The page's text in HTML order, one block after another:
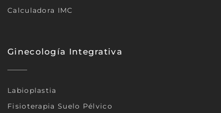
Calculadora IMC
Ginecología Integrativa
Labioplastia
Fisioterapia Suelo Pélvico